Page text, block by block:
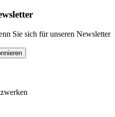
Sie sich für unseren Newsletter